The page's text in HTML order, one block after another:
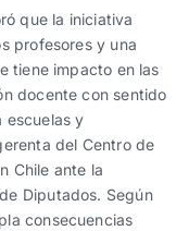
que la iniciativa
profesores y una
tiene impacto en las
docente con sentido
escuelas y
del Centro de
Chile ante la
Diputados. Según
consecuencias